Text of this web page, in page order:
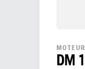
DM